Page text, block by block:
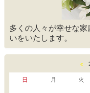
多くの人々が幸せな
いをいたします。
«
日
月 火